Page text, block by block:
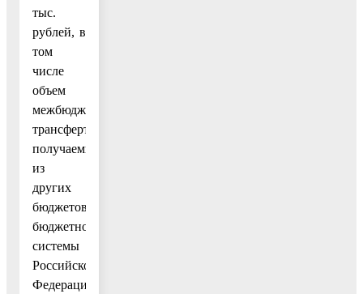
тыс.
рублей, в
том
числе
объем
межбюджетных
трансфертов,
получаемых
из
других
бюджетов
бюджетной
системы
Российской
Федерации,